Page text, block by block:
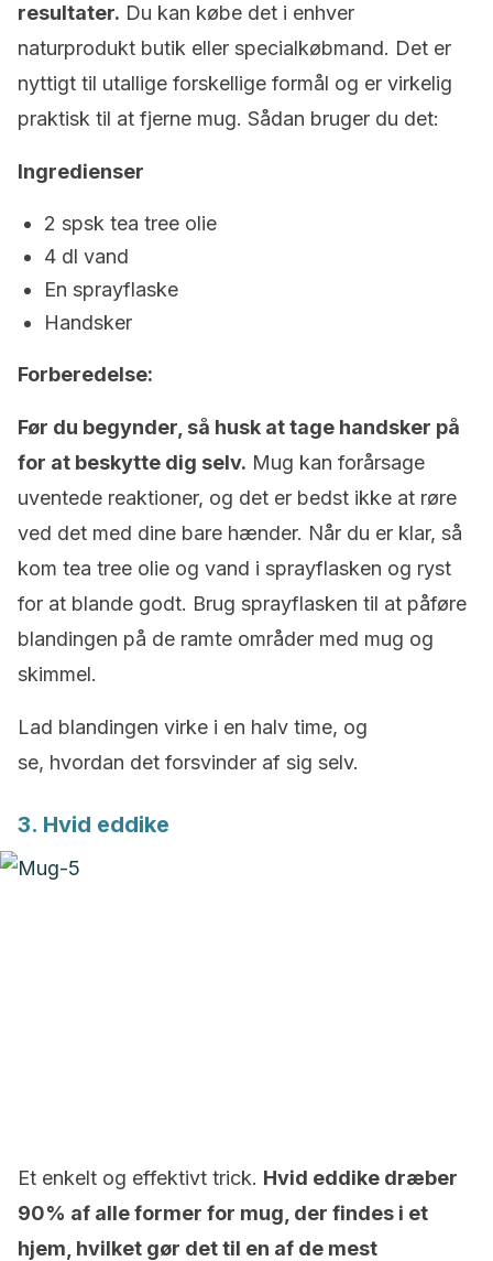
resultater. Du kan købe det i enhver
naturprodukt butik eller specialkøbmand. Det er
nyttigt til utallige forskellige formål og er virkelig
praktisk til at fjerne mug. Sådan bruger du det:
Ingredienser
2 spsk tea tree olie
4 dl vand
En sprayflaske
Handsker
Forberedelse:
Før du begynder, så husk at tage handsker på
for at beskytte dig selv. Mug kan forårsage
uventede reaktioner, og det er bedst ikke at røre
ved det med dine bare hænder. Når du er klar, så
kom tea tree olie og vand i sprayflasken og ryst
for at blande godt. Brug sprayflasken til at påføre
blandingen på de ramte områder med mug og
skimmel.
Lad blandingen virke i en halv time, og
se, hvordan det forsvinder af sig selv.
3. Hvid eddike
Et enkelt og effektivt trick. Hvid eddike dræber
90% af alle former for mug, der findes i et
hjem, hvilket gør det til en af ​​de mest